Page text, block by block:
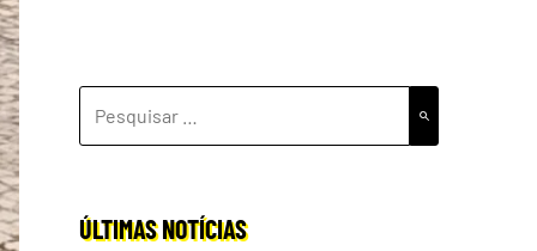
POR:
ÚLTIMAS NOTÍCIAS